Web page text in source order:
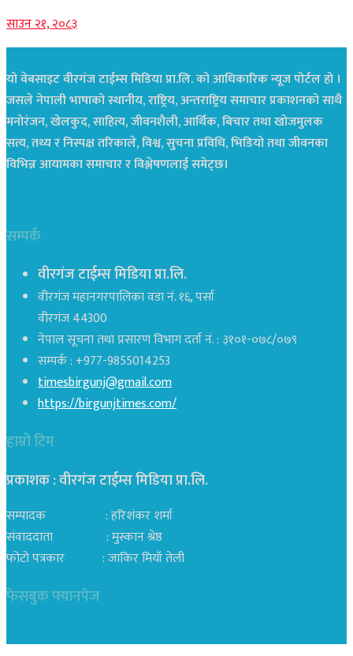
साउन २१, २०८३
यो वेबसाइट वीरगंज टाईम्स मिडिया प्रा.लि. को आधिकारिक न्यूज पोर्टल हो ।
जसले नेपाली भाषाको स्थानीय, राष्ट्रिय, अन्तराष्ट्रिय समाचार प्रकाशनको साथै
मनोरंजन, खेलकुद, साहित्य, जीवनशैली, आर्थिक, बिचार तथा खोजमुलक
सत्य, तथ्य र निस्पक्ष तरिकाले, विश्व, सुचना प्रविधि, भिडियो तथा जीवनका
विभिन्न आयामका समाचार र विश्लेषणलाई समेट्छ।
सम्पर्क
वीरगंज टाईम्स मिडिया प्रा.लि.
वीरगंज महानगरपालिका वडा नं. १६, पर्सा
वीरगंज 44300
नेपाल सूचना तथा प्रसारण विभाग दर्ता नं. : ३१०१-०७८/०७९
सम्पर्क : +977-9855014253
timesbirgunj@gmail.com
https://birgunjtimes.com/
हाम्रो टिम
प्रकाशक : वीरगंज टाईम्स मिडिया प्रा‍.लि.
सम्पादक : हरिशंकर शर्मा
संवाददाता : मुस्कान श्रेष्ठ
फोटो पत्रकार : जाकिर मियाँ तेली
फेसबुक फ्यानपेज